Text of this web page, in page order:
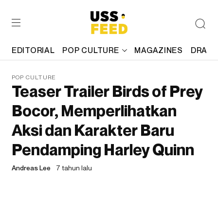
EDITORIAL POP CULTURE MAGAZINES
POP CULTURE
Teaser Trailer Birds of Prey
Bocor, Memperlihatkan
Aksi dan Karakter Baru
Pendamping Harley Quinn
Andreas Lee 7 tahun lalu